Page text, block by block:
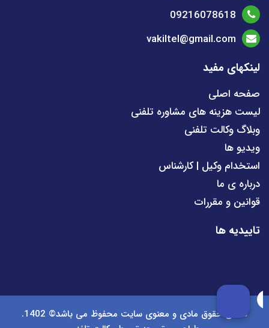
09216078618
vakiltel@gmail.com
لینکهای مفید
صفحه اصلی
لیست هزینه های مشاوره تلفنی
وبلاگ وکالت تلفنی
ویدیو ها
استخدام وکیل | کارشناس
درباره ی ما
قوانین و مقررات
تاییدیه ها
تمامی حقوق مادی و معنوی سایت محفوظ می باشد© 1402.